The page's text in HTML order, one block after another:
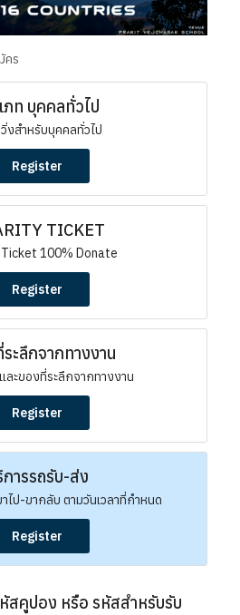
คร
ภท บุคคลทั่วไป
งสำหรับบุคคลทั่วไป
Register
TICKET
100% Donate
Register
ะลึกจากทางงาน
ละของที่ระลึกจากทางงาน
Register
การรถรับ-ส่ง
ไป-ขากลับ ตามวันเวลาที่กำหนด
Register
สคูปอง หรือ รหัสสำหรับรับ